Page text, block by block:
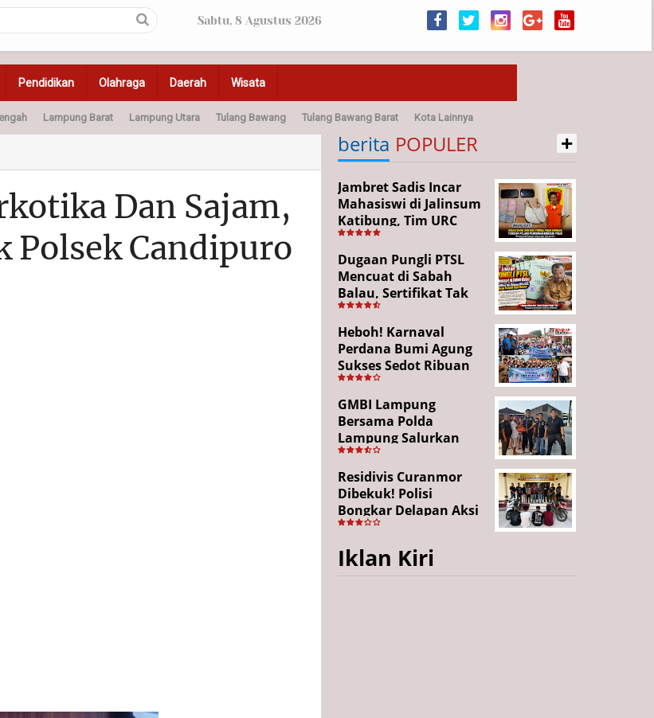
Sabtu, 8 Agustus 2026
Pendidikan Olahraga Daerah Wisata
Olahraga Pendidikan Otomotif Kesehatan
Lampung Barat Lampung Utara Tulang Bawang Tulang Bawang Barat Kota Lainnya
Dan Sajam,
Polsek Candipuro
berita POPULER +
Jambret Sadis Incar
Mahasiswi di Jalinsum
Katibung, Tim URC
Ringkus Pelaku dan
Sita Barang Bukti
Dugaan Pungli PTSL
Mencuat di Sabah
Balau, Sertifikat Tak
Kunjung Diterima,
Warga Tempuh Jalur
Hukum
Heboh! Karnaval
Perdana Bumi Agung
Sukses Sedot Ribuan
Penonton, Enam
Lingkungan Tampil All
Out
GMBI Lampung
Bersama Polda
Lampung Salurkan
Puluhan Paket
Sembako di
Bakauheni, Wujud
Kepedulian Sambut
HUT RI ke-81
Residivis Curanmor
Dibekuk! Polisi
Bongkar Delapan Aksi
Pencurian di
Pelaku Ditangkap
Iklan Kiri